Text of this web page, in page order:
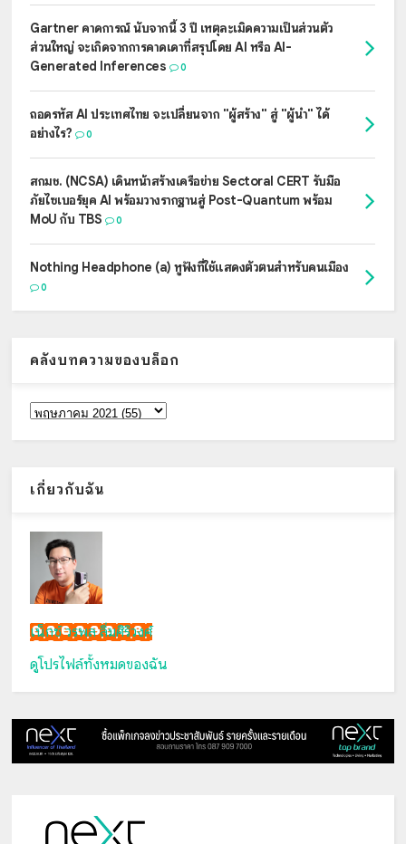
Gartner คาดการณ์ นับจากนี้ 3 ปี เหตุละเมิดความเป็นส่วนตัว
ส่วนใหญ่ จะเกิดจากการคาดเดาที่สรุปโดย AI หรือ AI-
Generated Inferences
0
ถอดรหัส AI ประเทศไทย จะเปลี่ยนจาก "ผู้สร้าง" สู่ "ผู้นำ" ได้
อย่างไร?
0
สกมช. (NCSA) เดินหน้าสร้างเครือข่าย Sectoral CERT รับมือ
ภัยไซเบอร์ยุค AI พร้อมวางรากฐานสู่ Post-Quantum พร้อม
MoU กับ TBS
0
Nothing Headphone (a) หูฟังที่ใช้แสดงตัวตนสำหรับคนเมือง
0
คลังบทความของบล็อก
เกี่ยวกับฉัน
เน็กซ์ วรพล ลิ่มศิริวงศ์
ดูโปรไฟล์ทั้งหมดของฉัน